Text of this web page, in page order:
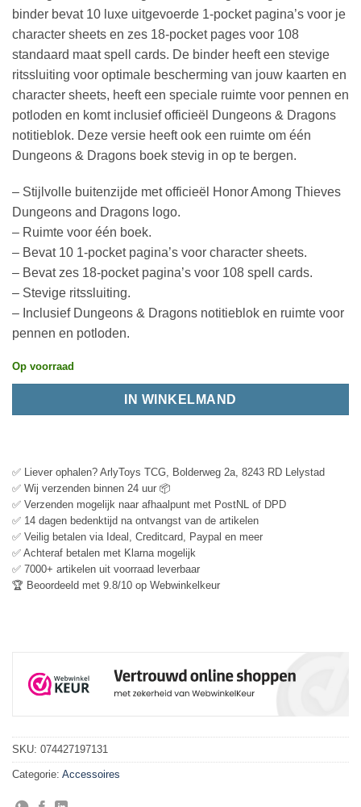
binder bevat 10 luxe uitgevoerde 1-pocket pagina’s voor je
character sheets en zes 18-pocket pages voor 108
standaard maat spell cards. De binder heeft een stevige
ritssluiting voor optimale bescherming van jouw kaarten en
character sheets, heeft een speciale ruimte voor pennen en
potloden en komt inclusief officieël Dungeons & Dragons
notitieblok. Deze versie heeft ook een ruimte om één
Dungeons & Dragons boek stevig in op te bergen.
– Stijlvolle buitenzijde met officieël Honor Among Thieves
Dungeons and Dragons logo.
– Ruimte voor één boek.
– Bevat 10 1-pocket pagina’s voor character sheets.
– Bevat zes 18-pocket pagina’s voor 108 spell cards.
– Stevige ritssluiting.
– Inclusief Dungeons & Dragons notitieblok en ruimte voor
pennen en potloden.
Op voorraad
IN WINKELMAND
✅ Liever ophalen? ArlyToys TCG, Bolderweg 2a, 8243 RD Lelystad
✅ Wij verzenden binnen 24 uur 📦
✅ Verzenden mogelijk naar afhaalpunt met PostNL of DPD
✅ 14 dagen bedenktijd na ontvangst van de artikelen
✅ Veilig betalen via Ideal, Creditcard, Paypal en meer
✅ Achteraf betalen met Klarna mogelijk
✅ 7000+ artikelen uit voorraad leverbaar
🏆 Beoordeeld met 9.8/10 op Webwinkelkeur
SKU: 074427197131
Categorie: Accessoires